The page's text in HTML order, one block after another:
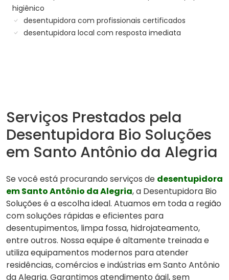
higiênico
desentupidora com profissionais certificados
desentupidora local com resposta imediata
Serviços Prestados pela
Desentupidora Bio Soluções
em Santo Antônio da Alegria
Se você está procurando serviços de desentupidora
em Santo Antônio da Alegria, a Desentupidora Bio
Soluções é a escolha ideal. Atuamos em toda a região
com soluções rápidas e eficientes para
desentupimentos, limpa fossa, hidrojateamento,
entre outros. Nossa equipe é altamente treinada e
utiliza equipamentos modernos para atender
residências, comércios e indústrias em Santo Antônio
da Alegria. Garantimos atendimento ágil, sem